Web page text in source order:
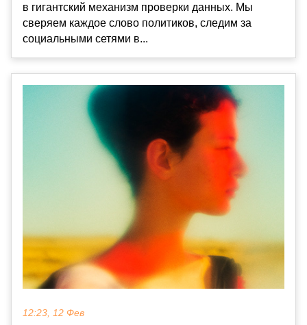
в гигантский механизм проверки данных. Мы
сверяем каждое слово политиков, следим за
социальными сетями в...
12:23, 12 Фев